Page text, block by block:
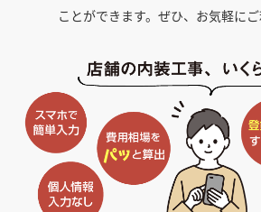
ことができます。ぜひ、お気軽にご